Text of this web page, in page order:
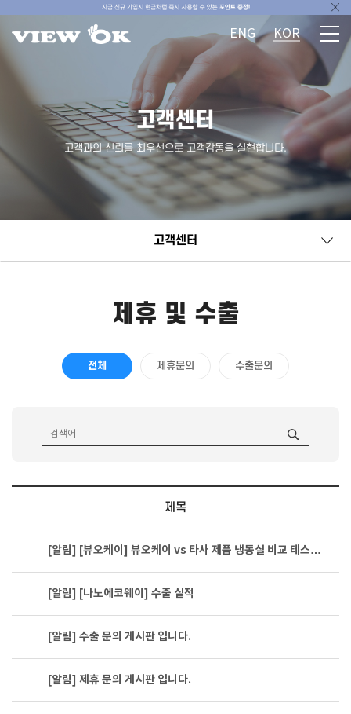
ENG KOR
고객센터
고객과의 신뢰를 최우선으로 고객감동을 실현합니다.
고객센터
제휴 및 수출
전체 제휴문의 수출문의
제목
[알림] [뷰오케이] 뷰오케이 vs 타사 제품 냉동실 비교 테스…
[알림] [나노에코웨이] 수출 실적
[알림] 수출 문의 게시판 입니다.
[알림] 제휴 문의 게시판 입니다.